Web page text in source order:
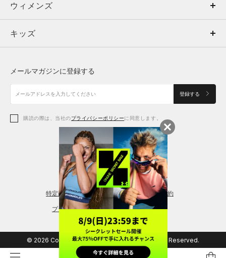
ウィメンズ
キッズ
アクセサリー
トップス
ボトムス
アクセサリー
ウィメンズ
トップス
シューズ
アクセサリー
レギンス＆タイツ
キッズ
シューズ
メールマガジンに登録する
登録する
購読の際は、当社のプライバシーポリシーに同意します。
特定商取引法に基づく通販の表記 会員規約
プライバシーポリシー
© 2026 Copyright DOME Corporation. All Rights Reserved.